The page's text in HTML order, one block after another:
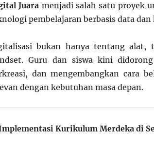
Juara menjadi salah satu proyek
pembelajaran berbasis data
bukan hanya tentang alat,
Guru dan siswa kini
dan mengembangkan cara
dengan kebutuhan masa depan.
Kurikulum Merdeka di